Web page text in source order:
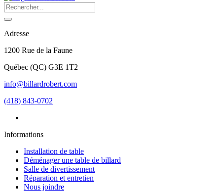
Adresse
1200 Rue de la Faune
Québec (QC) G3E 1T2
info@billardrobert.com
(418) 843-0702
Informations
Installation de table
Déménager une table de billard
Salle de divertissement
Réparation et entretien
Nous joindre